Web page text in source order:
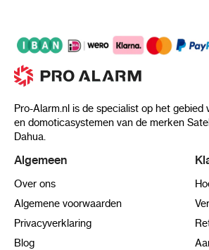
Pro-Alarm.nl is de specialist op het gebied
en domoticasystemen van de merken
Dahua.
Algemeen
Over ons
Algemene voorwaarden
Privacyverklaring
Blog